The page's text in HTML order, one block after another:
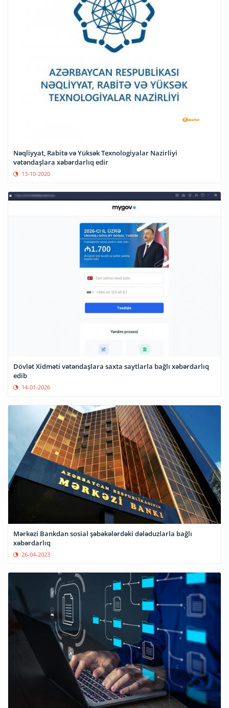
Nəqliyyat, Rabitə və Yüksək Texnologiyalar Nazirliyi
vətəndaşlara xəbərdarlıq edir
13-10-2020
Dövlət Xidməti vətəndaşlara saxta saytlarla bağlı xəbərdarlıq
edib
14-01-2026
Mərkəzi Bankdan sosial şəbəkələrdəki dələduzlarla bağlı
xəbərdarlıq
26-04-2023